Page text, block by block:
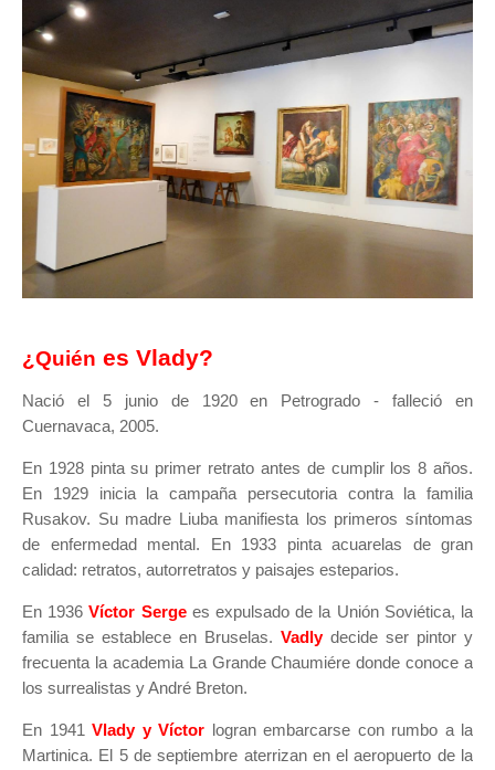
¿Quién es Vlady?
Nació el 5 junio de 1920 en Petrogrado - falleció en
Cuernavaca, 2005.
En 1928 pinta su primer retrato antes de cumplir los 8 años.
En 1929 inicia la campaña persecutoria contra la familia
Rusakov. Su madre Liuba manifiesta los primeros síntomas
de enfermedad mental. En 1933 pinta acuarelas de gran
calidad: retratos, autorretratos y paisajes esteparios.
En 1936 Víctor Serge es expulsado de la Unión Soviética, la
familia se establece en Bruselas. Vadlydecide ser pintor y
frecuenta la academia La Grande Chaumiére donde conoce a
los surrealistas y André Breton.
En 1941 Vlady y Víctor logran embarcarse con rumbo a la
Martinica. El 5 de septiembre aterrizan en el aeropuerto de la